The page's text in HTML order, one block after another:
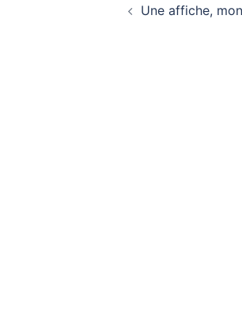
d’article
Une affiche,